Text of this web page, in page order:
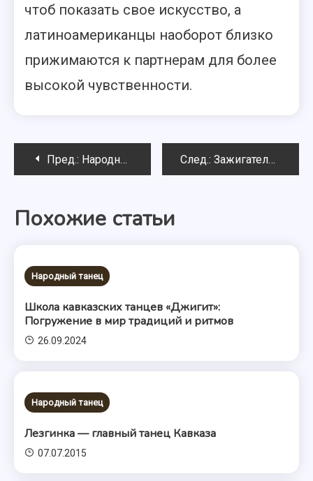
чтоб показать свое искусство, а
латиноамериканцы наоборот близко
прижимаются к партнерам для более
высокой чувственности.
Навигация
записям
Пред.: Народный танец чардаш След.: Зажигательный танец мамбо
Похожие статьи
Народный танец
Школа кавказских танцев «Джигит»:
Погружение в мир традиций и ритмов
26.09.2024
Народный танец
Лезгинка — главный танец Кавказа
07.07.2015